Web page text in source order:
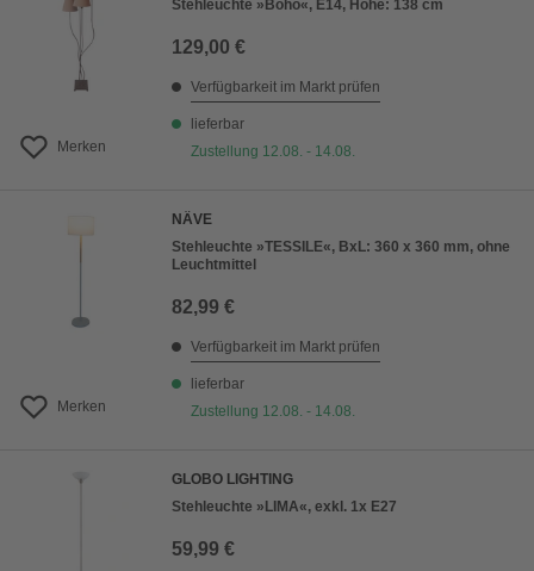
Merken
Stehleuchte »Boho«, E14, Höhe: 138 cm
129,00 €
Verfügbarkeit im Markt prüfen
lieferbar
Zustellung 12.08. - 14.08.
Merken
NÄVE
Stehleuchte »TESSILE«, BxL: 360 x 360 mm, ohne
Leuchtmittel
82,99 €
Verfügbarkeit im Markt prüfen
lieferbar
Zustellung 12.08. - 14.08.
GLOBO LIGHTING
Stehleuchte »LIMA«, exkl. 1x E27
59,99 €